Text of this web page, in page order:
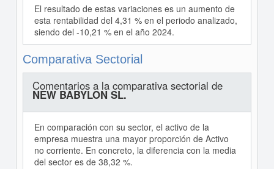
El resultado de estas variaciones es un aumento de
esta rentabilidad del 4,31 % en el periodo analizado,
siendo del -10,21 % en el año 2024.
Comparativa Sectorial
Comentarios a la comparativa sectorial de
NEW BABYLON SL.
En comparación con su sector, el activo de la
empresa muestra una mayor proporción de Activo
no corriente. En concreto, la diferencia con la media
del sector es de 38,32 %.